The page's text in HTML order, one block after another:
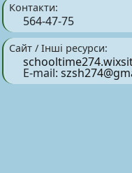
Контакти:
564-47-75
Сайт / Інші ресурси:
E-mail: